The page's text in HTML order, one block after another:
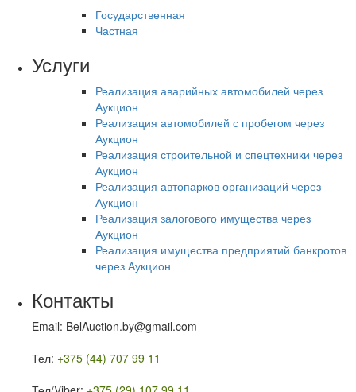
Государственная
Частная
Услуги
Реализация аварийных автомобилей через
Аукцион
Реализация автомобилей с пробегом через
Аукцион
Реализация строительной и спецтехники через
Аукцион
Реализация автопарков организаций через
Аукцион
Реализация залогового имущества через
Аукцион
Реализация имущества предприятий банкротов
через Аукцион
Контакты
Email: BelAuction.by@gmail.com
Тел: +375 (44) 707 99 11